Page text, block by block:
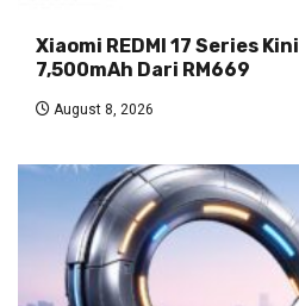
Xiaomi REDMI 17 Series
7,500mAh Dari RM669
August 8, 2026